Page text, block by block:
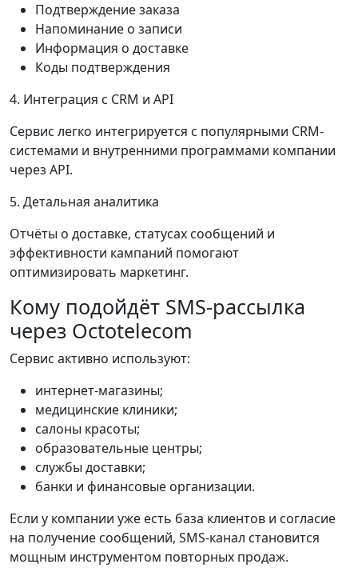
Подтверждение заказа
Напоминание о записи
Информация о доставке
Коды подтверждения
4. Интеграция с CRM и API
Сервис легко интегрируется с популярными CRM-
системами и внутренними программами компании
через API.
5. Детальная аналитика
Отчёты о доставке, статусах сообщений и
эффективности кампаний помогают
оптимизировать маркетинг.
Кому подойдёт SMS-рассылка
через Octotelecom
Сервис активно используют:
интернет-магазины;
медицинские клиники;
салоны красоты;
образовательные центры;
службы доставки;
банки и финансовые организации.
Если у компании уже есть база клиентов и согласие
на получение сообщений, SMS-канал становится
мощным инструментом повторных продаж.